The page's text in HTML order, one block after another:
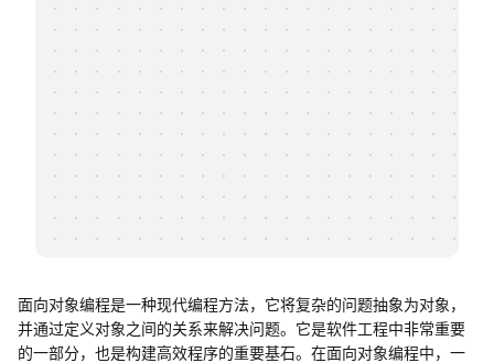
支持
帮助中心
知识分享社区
面向对象编程是一种现代编程方法，它将复杂的问题抽象为对象，
并通过定义对象之间的关系来解决问题。它是软件工程中非常重要
的一部分，也是构建高效程序的重要基石。在面向对象编程中，一